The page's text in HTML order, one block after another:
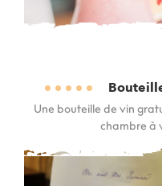
Une bouteille de vin
chambre à